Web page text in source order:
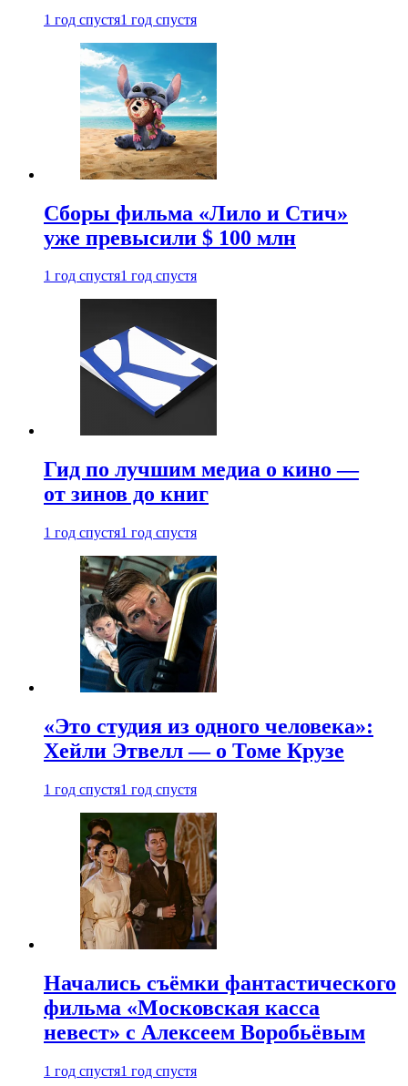
1 год спустя1 год спустя
Сборы фильма «Лило и Стич»
уже превысили $ 100 млн
1 год спустя1 год спустя
Гид по лучшим медиа о кино —
от зинов до книг
1 год спустя1 год спустя
«Это студия из одного человека»:
Хейли Этвелл — о Томе Крузе
1 год спустя1 год спустя
Начались съёмки фантастического
фильма «Московская касса
невест» с Алексеем Воробьёвым
1 год спустя1 год спустя